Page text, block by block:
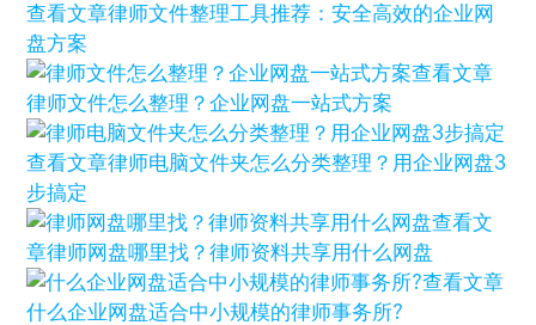
查看文章律师文件整理工具推荐：安全高效的企业网
盘方案
查看文章
律师文件怎么整理？企业网盘一站式方案
查看文章律师电脑文件夹怎么分类整理？用企业网盘3
步搞定
查看文
章律师网盘哪里找？律师资料共享用什么网盘
查看文章
什么企业网盘适合中小规模的律师事务所?